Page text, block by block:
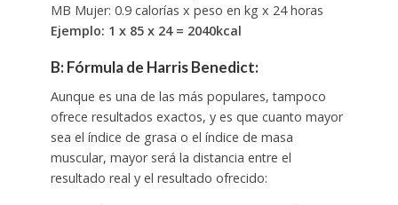
MB Mujer: 0.9 calorías x peso en kg x 24 horas
Ejemplo: 1 x 85 x 24 = 2040kcal
B: Fórmula de Harris Benedict:
Aunque es una de las más populares, tampoco
ofrece resultados exactos, y es que cuanto mayor
sea el índice de grasa o el índice de masa
muscular, mayor será la distancia entre el
resultado real y el resultado ofrecido: